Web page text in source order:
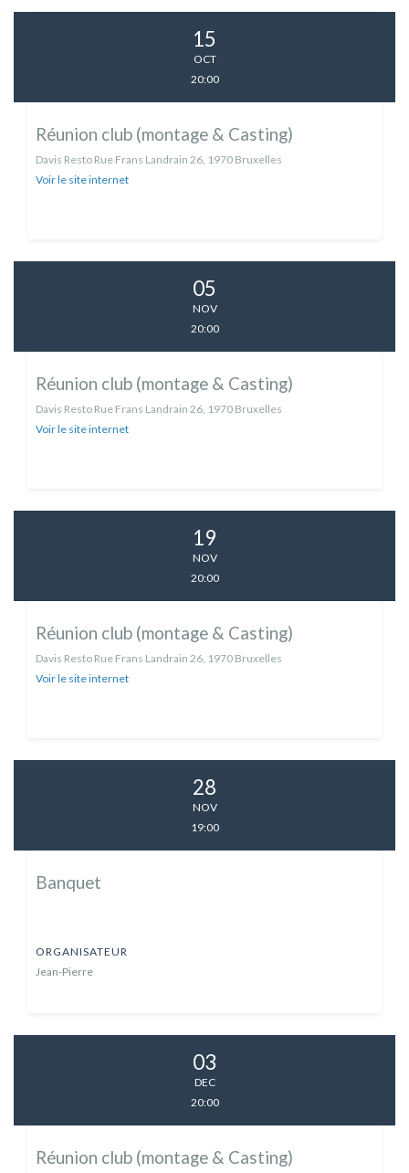
15
OCT
20:00
Réunion club (montage & Casting)
Davis Resto Rue Frans Landrain 26, 1970 Bruxelles
Voir le site internet
05
NOV
20:00
Réunion club (montage & Casting)
Davis Resto Rue Frans Landrain 26, 1970 Bruxelles
Voir le site internet
19
NOV
20:00
Réunion club (montage & Casting)
Davis Resto Rue Frans Landrain 26, 1970 Bruxelles
Voir le site internet
28
NOV
19:00
Banquet
ORGANISATEUR
Jean-Pierre
03
DEC
20:00
Réunion club (montage & Casting)